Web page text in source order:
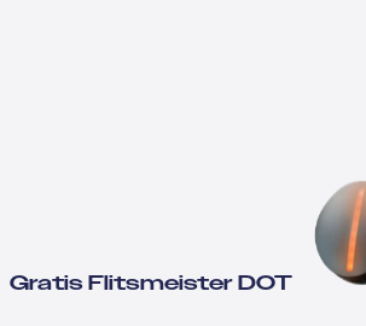
Gratis Flitsmeister DOT